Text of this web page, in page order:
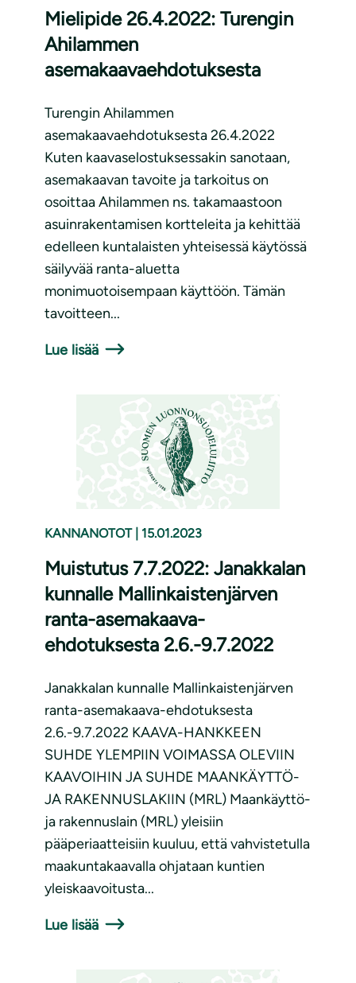
Mielipide 26.4.2022: Turengin
Ahilammen
asemakaavaehdotuksesta
Turengin Ahilammen
asemakaavaehdotuksesta 26.4.2022
Kuten kaavaselostuksessakin sanotaan,
asemakaavan tavoite ja tarkoitus on
osoittaa Ahilammen ns. takamaastoon
asuinrakentamisen kortteleita ja kehittää
edelleen kuntalaisten yhteisessä käytössä
säilyvää ranta-aluetta
monimuotoisempaan käyttöön. Tämän
tavoitteen...
Lue lisää
KANNANOTOT 15.01.2023
Muistutus 7.7.2022: Janakkalan
kunnalle Mallinkaistenjärven
ranta-asemakaava-
ehdotuksesta 2.6.-9.7.2022
Janakkalan kunnalle Mallinkaistenjärven
ranta-asemakaava-ehdotuksesta
2.6.-9.7.2022 KAAVA-HANKKEEN
SUHDE YLEMPIIN VOIMASSA OLEVIIN
KAAVOIHIN JA SUHDE MAANKÄYTTÖ-
JA RAKENNUSLAKIIN (MRL) Maankäyttö-
ja rakennuslain (MRL) yleisiin
pääperiaatteisiin kuuluu, että vahvistetulla
maakuntakaavalla ohjataan kuntien
yleiskaavoitusta...
Lue lisää